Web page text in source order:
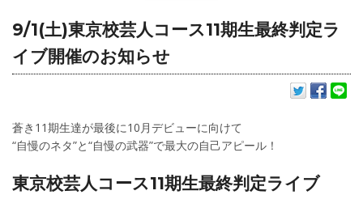
9/1(土)東京校芸人コース11期生最終判定ラ
イブ開催のお知らせ
蒼き11期生達が最後に10月デビューに向けて
“自慢のネタ”と“自慢の武器”で最大の自己アピール！
東京校芸人コース11期生最終判定ライブ